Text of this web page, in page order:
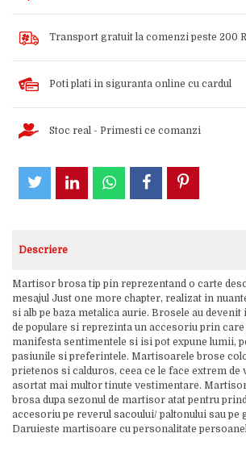
Transport gratuit la comenzi peste 200
Poti plati in siguranta online cu cardul
Stoc real - Primesti ce comanzi
Descriere
Martisor brosa tip pin reprezentand o carte
mesajul Just one more chapter, realizat in
si alb pe baza metalica aurie. Brosele au
de populare si reprezinta un accesoriu prin
manifesta sentimentele si isi pot expune lumii,
pasiunile si preferintele. Martisoarele brose
prietenos si calduros, ceea ce le face extrem de
asortat mai multor tinute vestimentare.
brosa dupa sezonul de martisor atat pentru
accesoriu pe reverul sacoului/ paltonului sau pe
Daruieste martisoare cu personalitate